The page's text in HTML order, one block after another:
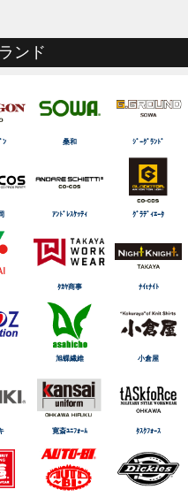
ンド
ﾝ 桑和 ｼﾞｰｸﾞﾗﾝﾄﾞ
ｱﾝﾄﾞﾚｽｹｯﾃｨ ｸﾞﾗﾃﾞｨｴｰﾀ
ﾀｶﾔ商事 ﾅｲtﾅｲﾄ
旭蝶繊維 小倉屋
寛斎ﾕﾆﾌｫｰﾑ ﾀｽｸﾌｫｰｽ